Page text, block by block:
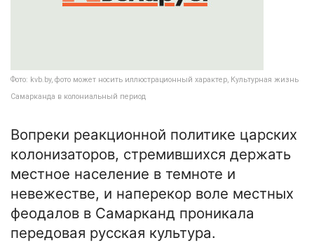
Фото: kvb.by, фото может носить иллюстрационный характер, Культурная жизнь
Самарканда в колониальный период
Вопреки реакционной политике царских
колонизаторов, стремившихся держать
местное население в темноте и
невежестве, и наперекор воле местных
феодалов в Самарканд проникала
передовая русская культура.